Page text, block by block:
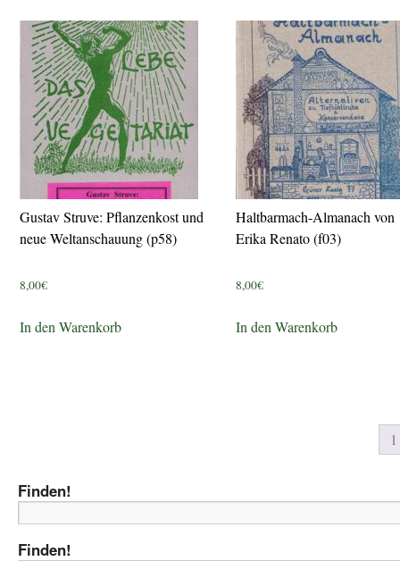
Gustav Struve: Pflanzenkost und
neue Weltanschauung (p58)
8,00€
In den Warenkorb
Haltbarmach-Almanach von
Erika Renato (f03)
8,00€
In den Warenkorb
1
Finden!
Finden!